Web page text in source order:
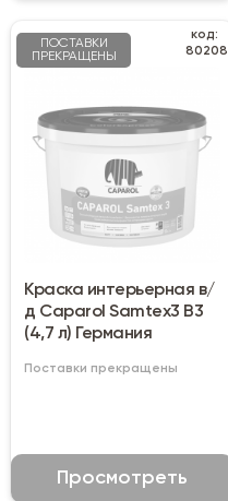
ПОСТАВКИ
ПРЕКРАЩЕНЫ
код:
80208
Краска интерьерная в/
д Caparol Samtex3 B3
(4,7 л) Германия
Поставки прекращены
Просмотреть